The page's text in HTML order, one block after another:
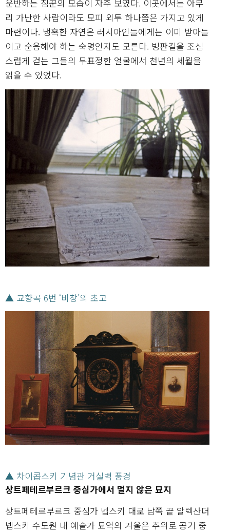
운반하는 짐꾼의 모습이 자주 보였다. 이곳에서는 아무
리 가난한 사람이라도 모피 외투 하나쯤은 가지고 있게
마련이다. 냉혹한 자연은 러시아인들에게는 이미 받아들
이고 순응해야 하는 숙명인지도 모른다. 빙판길을 조심
스럽게 걷는 그들의 무표정한 얼굴에서 천년의 세월을
읽을 수 있었다.
▲ 교향곡 6번 ‘비창’의 초고
▲ 차이콥스키 기념관 거실벽 풍경
상트페테르부르크 중심가에서 멀지 않은 묘지
상트페테르부르크 중심가 넵스키 대로 남쪽 끝 알렉산더
넵스키 수도원 내 예술가 묘역의 겨울은 추위로 공기 중